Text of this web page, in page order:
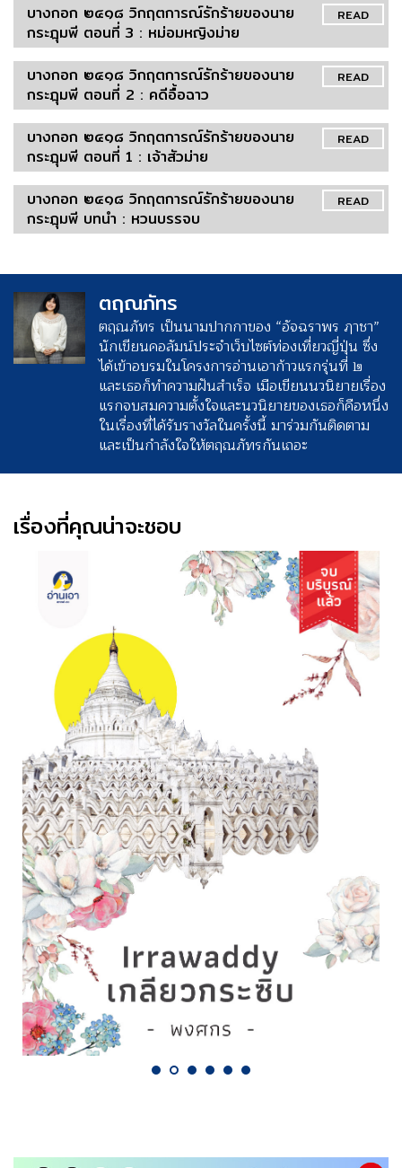
READ
บางกอก ๒๔๑๘ วิกฤตการณ์รักร้ายของนาย
กระฎุมพี ตอนที่ 3 : หม่อมหญิงม่าย
READ
บางกอก ๒๔๑๘ วิกฤตการณ์รักร้ายของนาย
กระฎุมพี ตอนที่ 2 : คดีอื้อฉาว
READ
บางกอก ๒๔๑๘ วิกฤตการณ์รักร้ายของนาย
กระฎุมพี ตอนที่ 1 : เจ้าสัวม่าย
READ
บางกอก ๒๔๑๘ วิกฤตการณ์รักร้ายของนาย
กระฎุมพี บทนำ : หวนบรรจบ
ตฤณภัทร
ตฤณภัทร เป็นนามปากกาของ “อัจฉราพร ฦาชา”
นักเขียนคอลัมน์ประจำเว็บไซต์ท่องเที่ยวญี่ปุ่น ซึ่ง
ได้เข้าอบรมในโครงการอ่านเอาก้าวแรกรุ่นที่ ๒
และเธอก็ทำความฝันสำเร็จ เมือเขียนนวนิยายเรื่อง
แรกจบสมความตั้งใจและนวนิยายของเธอก็คือหนึ่ง
ในเรื่องที่ได้รับรางวัลในครั้งนี้ มาร่วมกันติดตาม
และเป็นกำลังใจให้ตฤณภัทรกันเถอะ
เรื่องที่คุณน่าจะชอบ